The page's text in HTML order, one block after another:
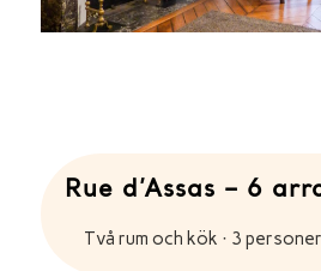
Rue d’Assas – 6
Två rum och kök · 3